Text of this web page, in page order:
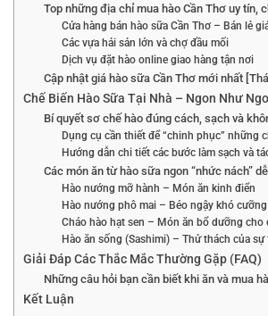
Top những địa chỉ mua hào Cần Thơ uy tín,
Cửa hàng bán hào sữa Cần Thơ – Bán lẻ
Các vựa hải sản lớn và chợ đầu mối
Dịch vụ đặt hào online giao hàng tận nơi
Cập nhật giá hào sữa Cần Thơ mới nhất
Chế Biến Hào Sữa Tại Nhà – Ngon Như
Bí quyết sơ chế hào đúng cách, sạch và
Dụng cụ cần thiết để “chinh phục” những
Hướng dẫn chi tiết các bước làm sạch và
Các món ăn từ hào sữa ngon “nhức nách”
Hào nướng mỡ hành – Món ăn kinh điển
Hào nướng phô mai – Béo ngậy khó cưỡng
Cháo hào hạt sen – Món ăn bổ dưỡng cho
Hào ăn sống (Sashimi) – Thử thách của
Giải Đáp Các Thắc Mắc Thường Gặp (FAQ)
Những câu hỏi bạn cần biết khi ăn và mua
Kết Luận